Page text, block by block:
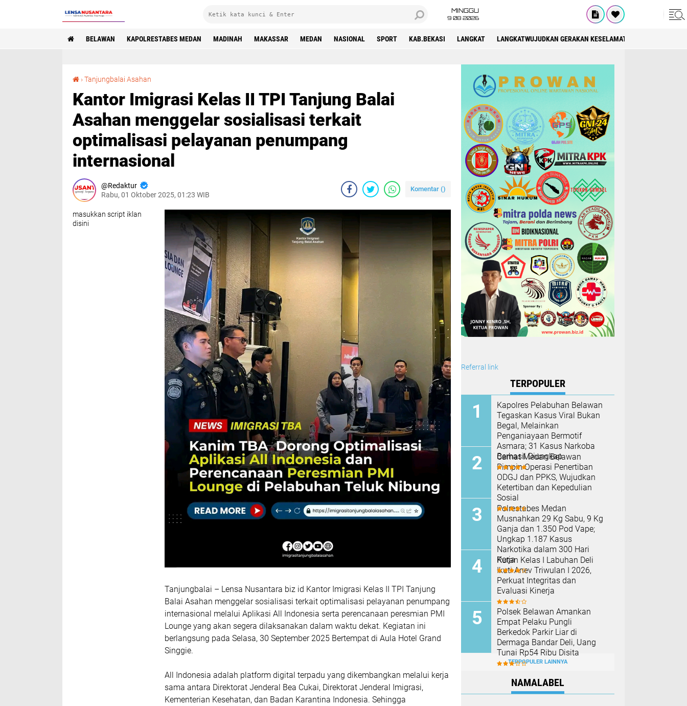
MINGGU
9 08 2026
BELAWAN KAPOLRESTABES MEDAN MADINAH MAKASSAR MEDAN NASIONAL SPORT KAB.BEKASI LANGKAT LANGKATWUJUDKAN GERAKAN KESELAMATAN BERLALU
›Tanjungbalai Asahan
Kantor Imigrasi Kelas II TPI Tanjung Balai
Asahan menggelar sosialisasi terkait
optimalisasi pelayanan penumpang
internasional
Redaktur
Rabu, 01 Oktober 2025, 01:23 WIB
Komentar ()
masukkan script iklan
disini
Tanjungbalai – Lensa Nusantara biz id Kantor Imigrasi Kelas II TPI Tanjung
Balai Asahan menggelar sosialisasi terkait optimalisasi pelayanan penumpang
internasional melalui Aplikasi All Indonesia serta perencanaan peresmian PMI
Lounge yang akan segera dilaksanakan dalam waktu dekat. Kegiatan ini
berlangsung pada Selasa, 30 September 2025 Bertempat di Aula Hotel Grand
Singgie.
All Indonesia adalah platform digital terpadu yang dikembangkan melalui kerja
sama antara Direktorat Jenderal Bea Cukai, Direktorat Jenderal Imigrasi,
Kementerian Kesehatan, dan Badan Karantina Indonesia. Sehingga
Referral link
TERPOPULER
Kapolres Pelabuhan Belawan
Tegaskan Kasus Viral Bukan
Begal, Melainkan
Penganiayaan Bermotif
Asmara; 31 Kasus Narkoba
Berhasil Diungkap
Camat Medan Belawan
Pimpin Operasi Penertiban
ODGJ dan PPKS, Wujudkan
Ketertiban dan Kepedulian
Sosial
Polrestabes Medan
Musnahkan 29 Kg Sabu, 9 Kg
Ganja dan 1.350 Pod Vape;
Ungkap 1.187 Kasus
Narkotika dalam 300 Hari
Kerja
Rutan Kelas I Labuhan Deli
Ikuti Anev Triwulan I 2026,
Perkuat Integritas dan
Evaluasi Kinerja
Polsek Belawan Amankan
Empat Pelaku Pungli
Berkedok Parkir Liar di
Dermaga Bandar Deli, Uang
Tunai Rp54 Ribu Disita
TERPOPULER LAINNYA
NAMALABEL